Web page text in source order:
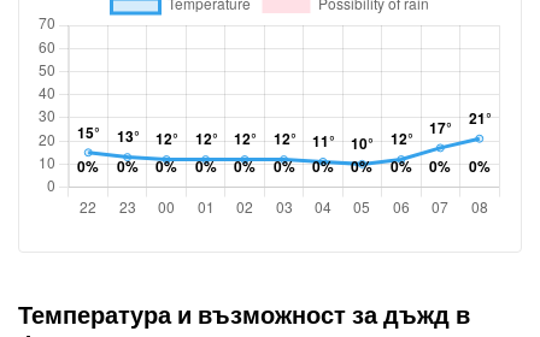
Температура и възможност за дъжд в